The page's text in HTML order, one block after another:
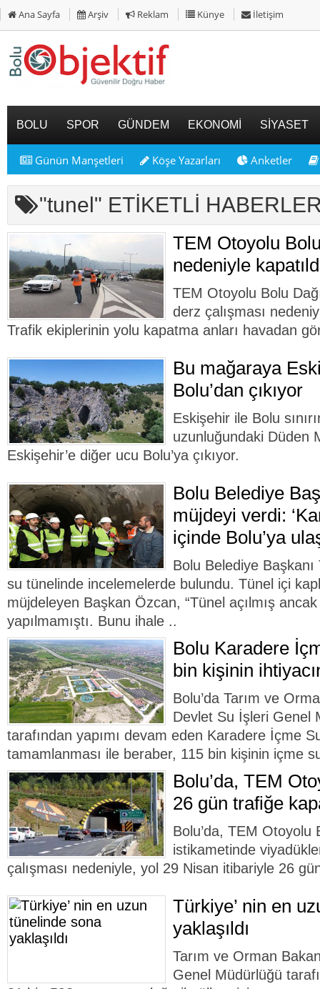
Ana Sayfa Arşiv Reklam Künye İletişim
BOLU SPOR GÜNDEM EKONOMİ SİYASET
Günün Manşetleri Köşe Yazarları Anketler
"tunel" ETİKETLİ
TEM Otoyolu
nedeniyle
TEM Otoyolu Bolu
derz çalışması
Trafik ekiplerinin yolu kapatma anları havadan
Bu mağaraya
Bolu’dan çıkıyor
Eskişehir ile Bolu
uzunluğundaki Düden
Eskişehir’e diğer ucu Bolu’ya çıkıyor.
Bolu Belediye
müjdeyi verdi:
içinde Bolu’ya
Bolu Belediye
su tünelinde incelemelerde bulundu. Tünel içi
müjdeleyen Başkan Özcan, “Tünel açılmış
yapılmamıştı. Bunu ihale ..
Bolu Karadere
bin kişinin
Bolu’da Tarım ve
Devlet Su İşleri Genel
tarafından yapımı devam eden Karadere İçme
tamamlanması ile beraber, 115 bin kişinin içme
Bolu’da, TEM
26 gün trafiğe
Bolu’da, TEM Otoyolu
istikametinde
çalışması nedeniyle, yol 29 Nisan itibariyle 26
Türkiye’ nin en
yaklaşıldı
Tarım ve Orman
Genel Müdürlüğü